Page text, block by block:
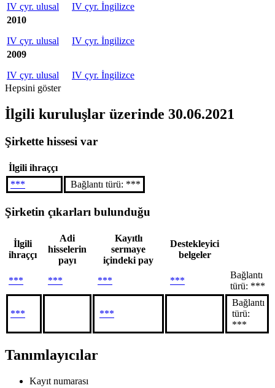
IV çyr. ulusal
IV çyr. İngilizce
2010
IV çyr. ulusal
IV çyr. İngilizce
2009
IV çyr. ulusal
IV çyr. İngilizce
Hepsini göster
İlgili kuruluşlar üzerinde 30.06.2021
Şirkette hissesi var
İlgili ihraççı
***
Bağlantı türü: ***
Şirketin çıkarları bulunduğu
İlgili
ihraççı
Adi
hisselerin
payı
Kayıtlı
sermaye
içindeki pay
Destekleyici
belgeler
*** *** *** ***
Bağlantı
türü: ***
*** ***
Bağlantı
türü:
***
Tanımlayıcılar
Kayıt numarası